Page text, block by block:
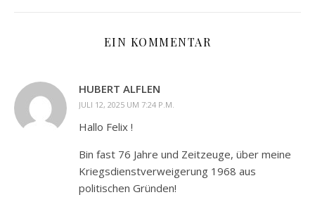
EIN KOMMENTAR
HUBERT ALFLEN
JULI 12, 2025 UM 7:24 P.M.
Hallo Felix !
Bin fast 76 Jahre und Zeitzeuge, über meine
Kriegsdienstverweigerung 1968 aus
politischen Gründen!